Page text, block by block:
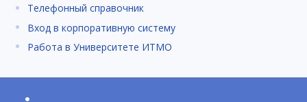
Телефонный справочник
Вход в корпоративную систему
Работа в Университете ИТМО